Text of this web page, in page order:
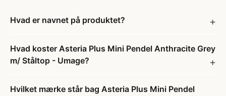
Hvad er navnet på produktet?
Hvad koster Asteria Plus Mini Pendel Anthracite Grey
m/ Ståltop - Umage?
Hvilket mærke står bag Asteria Plus Mini Pendel